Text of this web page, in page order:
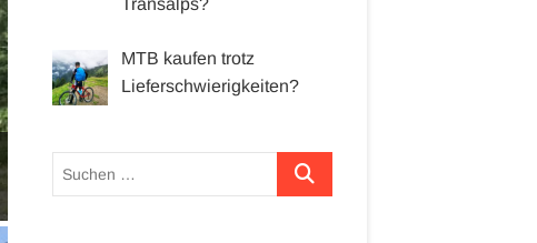
MTB kaufen trotz
Lieferschwierigkeiten?
Suchen …